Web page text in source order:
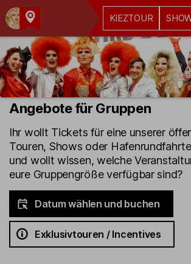
Kult-
Kieztouren
Hamburg
KIEZTOUR
Angebote für Gruppen
Ihr wollt Tickets für eine unserer
Touren, Shows oder
und wollt wissen, welche
eure Gruppengröße verfügbar sind?
Datum wählen und buchen
Exklusivtouren / Incentives